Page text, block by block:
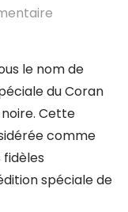
le nom de
du Coran
Cette
comme
spéciale de